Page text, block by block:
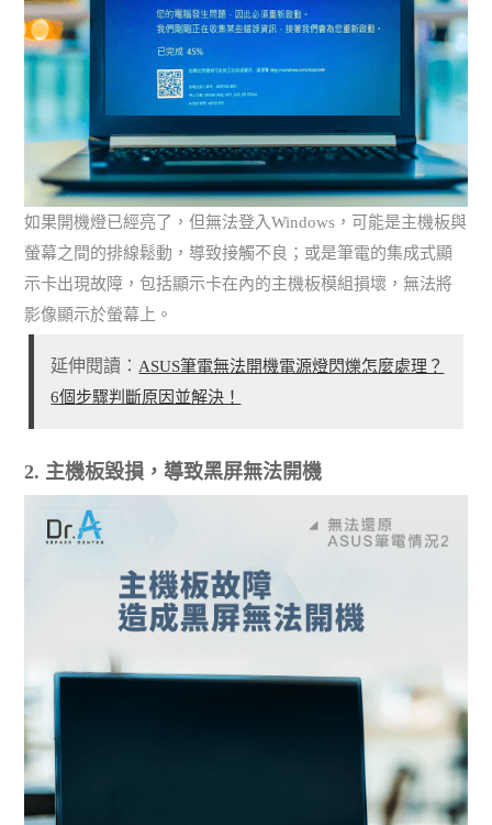
如果開機燈已經亮了，但無法登入Windows，可能是主機板與
螢幕之間的排線鬆動，導致接觸不良；或是筆電的集成式顯
示卡出現故障，包括顯示卡在內的主機板模組損壞，無法將
影像顯示於螢幕上。
延伸閱讀： ASUS筆電無法開機電源燈閃爍怎麼處理？
6個步驟判斷原因並解決！
2. 主機板毀損，導致黑屏無法開機